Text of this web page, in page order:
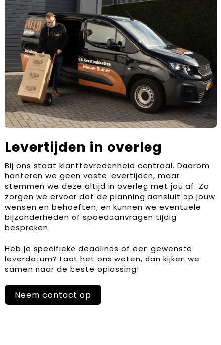
Levertijden in overleg
Bij ons staat klanttevredenheid centraal. Daarom
hanteren we geen vaste levertijden, maar
stemmen we deze altijd in overleg met jou af. Zo
zorgen we ervoor dat de planning aansluit op jouw
wensen en behoeften, en kunnen we eventuele
bijzonderheden of spoedaanvragen tijdig
bespreken.
Heb je specifieke deadlines of een gewenste
leverdatum? Laat het ons weten, dan kijken we
samen naar de beste oplossing!
Neem contact op